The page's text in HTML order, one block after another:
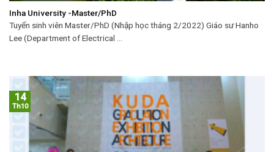
Inha University -Master/PhD
Tuyển sinh viên Master/PhD (Nhập học tháng 2/2022) Giáo sư Hanho
Lee (Department of Electrical ...
14
Th10